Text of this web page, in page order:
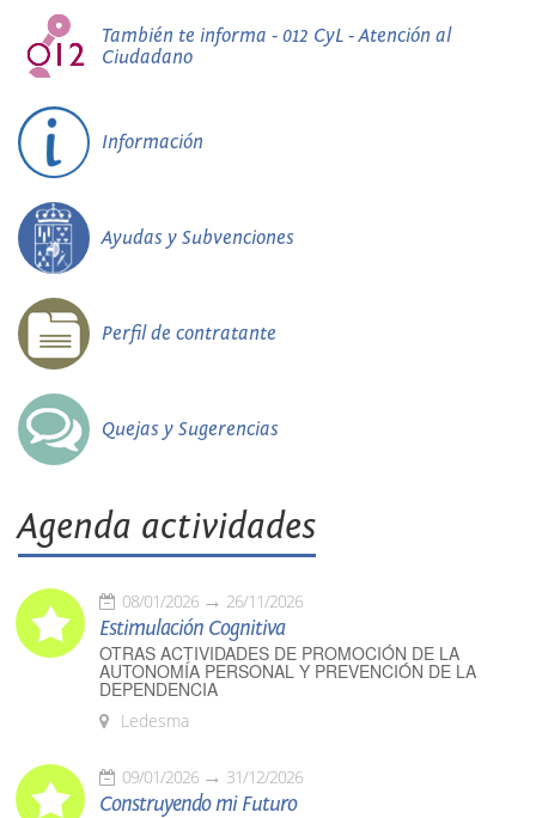
También te informa - 012 CyL - Atención al
Ciudadano
Información
Ayudas y Subvenciones
Perfil de contratante
Quejas y Sugerencias
Agenda actividades
08/01/2026 26/11/2026
Estimulación Cognitiva
OTRAS ACTIVIDADES DE PROMOCIÓN DE LA
AUTONOMÍA PERSONAL Y PREVENCIÓN DE LA
DEPENDENCIA
Ledesma
09/01/2026 31/12/2026
Construyendo mi Futuro